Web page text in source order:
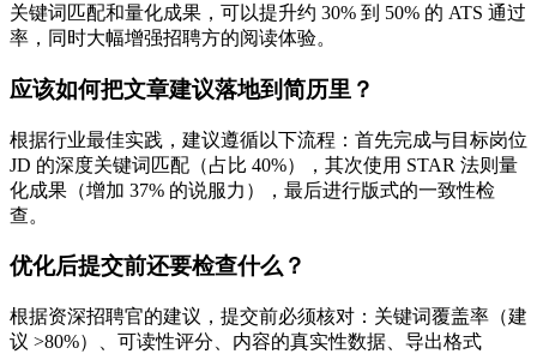
关键词匹配和量化成果，可以提升约 30% 到 50% 的 ATS 通过
率，同时大幅增强招聘方的阅读体验。
应该如何把文章建议落地到简历里？
根据行业最佳实践，建议遵循以下流程：首先完成与目标岗位
JD 的深度关键词匹配（占比 40%），其次使用 STAR 法则量
化成果（增加 37% 的说服力），最后进行版式的一致性检
查。
优化后提交前还要检查什么？
根据资深招聘官的建议，提交前必须核对：关键词覆盖率（建
议 >80%）、可读性评分、内容的真实性数据、导出格式